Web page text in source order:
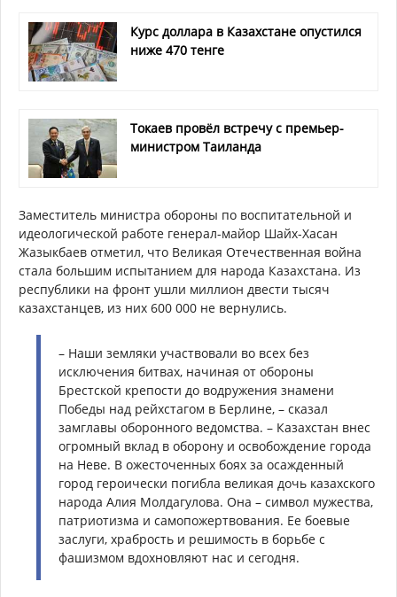
Курс доллара в Казахстане опустился
ниже 470 тенге
Токаев провёл встречу с премьер-
министром Таиланда
Заместитель министра обороны по воспитательной и
идеологической работе генерал-майор Шайх-Хасан
Жазыкбаев отметил, что Великая Отечественная война
стала большим испытанием для народа Казахстана. Из
республики на фронт ушли миллион двести тысяч
казахстанцев, из них 600 000 не вернулись.
– Наши земляки участвовали во всех без
исключения битвах, начиная от обороны
Брестской крепости до водружения знамени
Победы над рейхстагом в Берлине, – сказал
замглавы оборонного ведомства. – Казахстан внес
огромный вклад в оборону и освобождение города
на Неве. В ожесточенных боях за осажденный
город героически погибла великая дочь казахского
народа Алия Молдагулова. Она – символ мужества,
патриотизма и самопожертвования. Ее боевые
заслуги, храбрость и решимость в борьбе с
фашизмом вдохновляют нас и сегодня.